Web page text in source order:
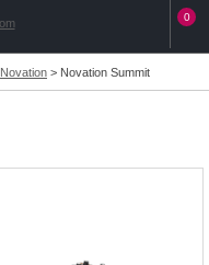
0
Novation > Novation Summit